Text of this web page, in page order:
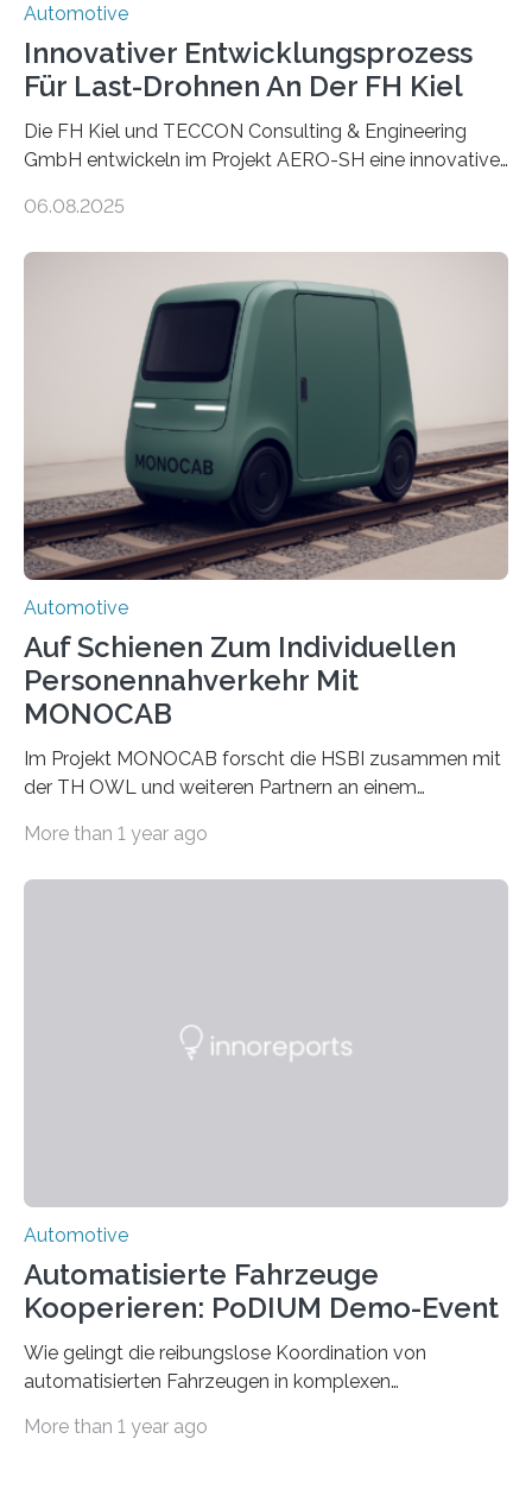
Automotive
Innovativer Entwicklungsprozess
Für Last-Drohnen An Der FH Kiel
Die FH Kiel und TECCON Consulting & Engineering
GmbH entwickeln im Projekt AERO-SH eine innovative,
zu 100 kg Nutzlast. Ein softwarebasierter,
energieeffiziente Drohnen für die maritime und
logistische Branche. Ziel ist es, Entwicklungskosten zu
senken und den Technologietransfer in eine nachhaltige
Luftlogistik zu fördern. Das Bundesministerium für
Forschung, Technologie und Raumfahrt fördert das
Transferprojekt mit einer Laufzeit von drei Jahren mit
660.000 Euro. Forschende der FH Kiel…
06.08.2025
Automotive
Auf Schienen Zum Individuellen
Personennahverkehr Mit
MONOCAB
Im Projekt MONOCAB forscht die HSBI zusammen mit
der TH OWL und weiteren Partnern an einem
stillgelegten Gleisen den Individualverkehr im
Schienenfahrzeugen die vorhandene Infrastruktur
More than 1 year ago
Automotive
Automatisierte Fahrzeuge
Kooperieren: PoDIUM Demo-Event
Wie gelingt die reibungslose Koordination von
automatisierten Fahrzeugen in komplexen
vernetzten kooperativen Fahren, das im Rahmen des
More than 1 year ago